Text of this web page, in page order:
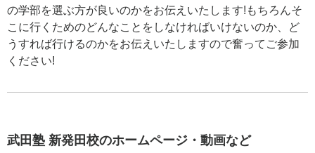
の学部を選ぶ方が良いのかをお伝えいたします!もちろんそ
こに行くためのどんなことをしなければいけないのか、ど
うすれば行けるのかをお伝えいたしますので奮ってご参加
ください!
武田塾 新発田校のホームページ・動画など